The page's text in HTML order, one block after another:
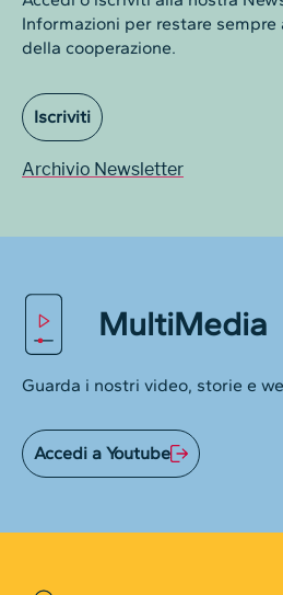
Informazioni per restare
della cooperazione.
Iscriviti
Archivio Newsletter
MultiMedia
Guarda i nostri video, storie e
Accedi a Youtube